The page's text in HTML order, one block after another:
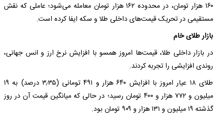
۱۶۰ هزار تومان، در محدوده ۱۶۲ هزار تومان معامله می‌شود؛ عاملی که نقش
مستقیمی در تحریک قیمت‌های داخلی طلا و سکه ایفا کرده است.
بازار طلای خام
در بازار داخلی طلا، قیمت‌ها امروز همسو با افزایش نرخ ارز و انس جهانی،
روندی افزایشی را تجربه کردند.
طلای ۱۸ عیار امروز با افزایش ۶۴۰ هزار و ۴۹۱ تومانی (۳٫۳۵ درصد) به ۱۹
میلیون و ۷۷۲ هزار و ۴۰۰ تومان رسید؛ در حالی که میانگین قیمت آن در روز
گذشته ۱۹ میلیون و ۱۳۱ هزار و ۹۰۹ تومان بود.